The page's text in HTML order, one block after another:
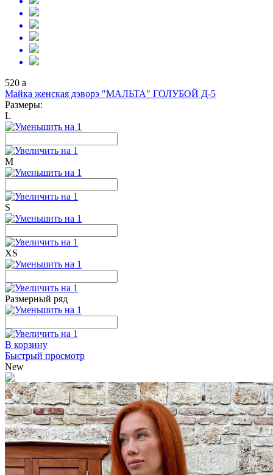
520 a
Майка женская дэворэ "МАЛЬТА" ГОЛУБОЙ Д-5
Размеры:
L
M
S
XS
Размерный ряд
В корзину
Быстрый просмотр
New